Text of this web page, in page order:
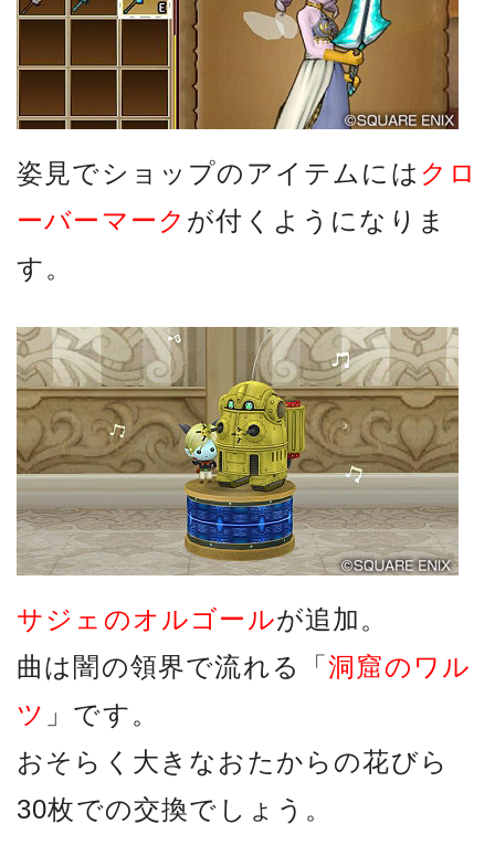
姿見でショップのアイテムには クロ
ーバーマーク が付くようになりま
す。
サジェのオルゴールが追加。
曲は闇の領界で流れる「洞窟のワル
ツ 」です。
おそらく大きなおたからの花びら
30枚での交換でしょう。